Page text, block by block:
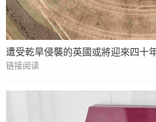
遭受乾旱侵襲的英國或將迎來四十
链接阅读